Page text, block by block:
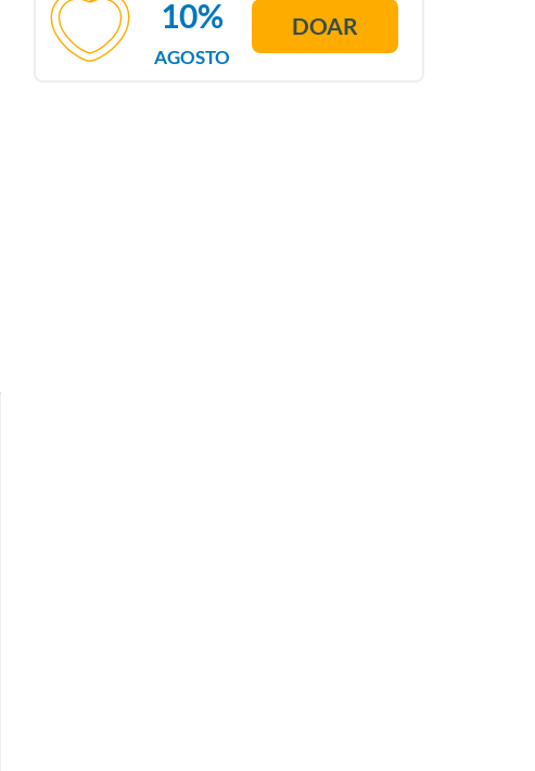
AGOSTO
10% DOAR